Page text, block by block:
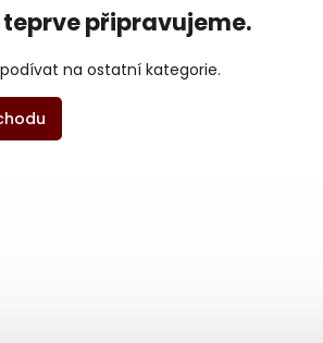
připravujeme.
na ostatní kategorie.